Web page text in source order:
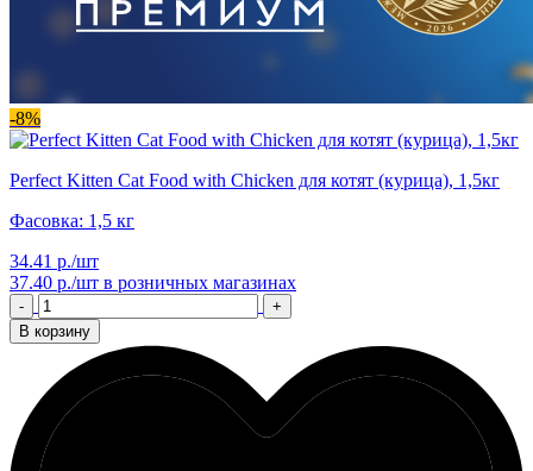
-8%
Perfect Kitten Cat Food with Chicken для котят (курица), 1,5кг
Фасовка: 1,5 кг
34.41 р./шт
37.40 р./шт в розничных магазинах
-
+
В корзину